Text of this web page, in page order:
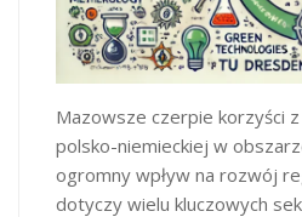
Mazowsze czerpie korzyści
polsko-niemieckiej w
ogromny wpływ na rozwój
dotyczy wielu kluczowych